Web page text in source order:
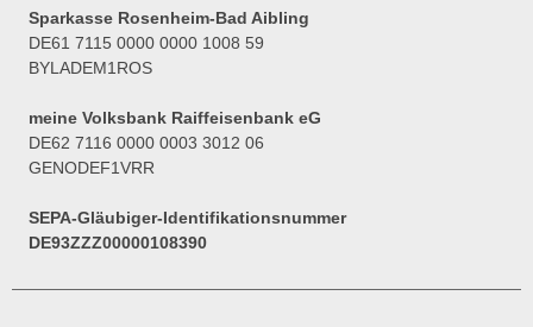
Sparkasse Rosenheim-Bad Aibling
DE61 7115 0000 0000 1008 59
BYLADEM1ROS
meine Volksbank Raiffeisenbank eG
DE62 7116 0000 0003 3012 06
GENODEF1VRR
SEPA-Gläubiger-Identifikationsnummer
DE93ZZZ00000108390